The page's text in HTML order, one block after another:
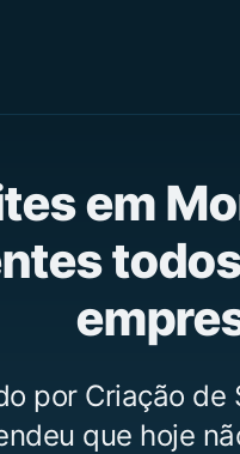
em
por Criação de
que hoje